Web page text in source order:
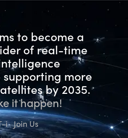
to become a
of real-time
supporting more
by 2035.
it happen!
i Join Us